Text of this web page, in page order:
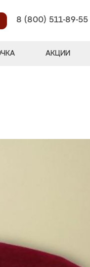
8 (800) 511-89-55
АКЦИИ